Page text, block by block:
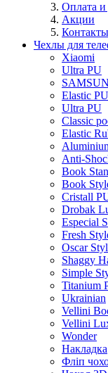
Оплата и
Акции
Контакты
Чехлы для
Xiaomi
Ultra PU
Elastic PU
Ultra PU
Classic
Elastic
Anti-
Book
Book
Cristall
Drobak
Especial
Fresh
Oscar
Shaggy
Simple
Titanium
Ukrainian
Vellini
Vellini
Wonder
Накладка
Фліп